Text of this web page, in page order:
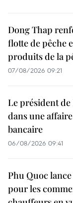
Dong Thap
flotte de pêche
produits de la
07/08/2026 09:21
Le président
dans une
bancaire
06/08/2026 09:41
Phu Quoc
pour les